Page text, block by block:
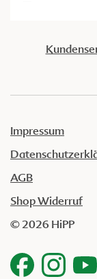
Impressum
AGB
Shop Widerruf
© 2026 HiPP